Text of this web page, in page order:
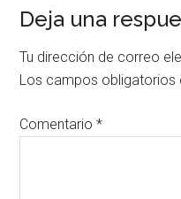
con
los
lectores
Deja una
Tu dirección de correo
Los campos
Comentario*